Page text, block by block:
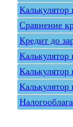
Сравнение
Кредит до
Калькулятор
Калькулятор